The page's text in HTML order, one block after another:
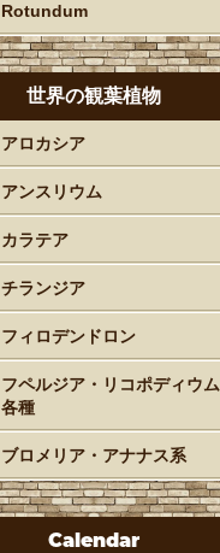
Rotundum
世界の観葉植物
アロカシア
アンスリウム
カラテア
チランジア
フィロデンドロン
フペルジア・リコポディウム
各種
ブロメリア・アナナス系
Calendar